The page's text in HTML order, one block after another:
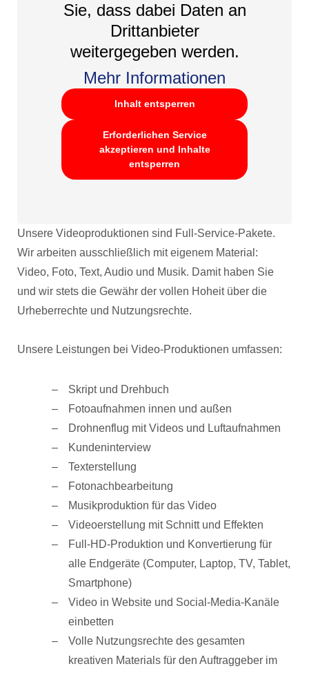
Sie, dass dabei Daten an
Drittanbieter
weitergegeben werden.
Mehr Informationen
Inhalt entsperren
Erforderlichen Service
akzeptieren und Inhalte
entsperren
Unsere Videoproduktionen sind Full-Service-Pakete.
Wir arbeiten ausschließlich mit eigenem Material:
Video, Foto, Text, Audio und Musik. Damit haben Sie
und wir stets die Gewähr der vollen Hoheit über die
Urheberrechte und Nutzungsrechte.
Unsere Leistungen bei Video-Produktionen umfassen:
Skript und Drehbuch
Fotoaufnahmen innen und außen
Drohnenflug mit Videos und Luftaufnahmen
Kundeninterview
Texterstellung
Fotonachbearbeitung
Musikproduktion für das Video
Videoerstellung mit Schnitt und Effekten
Full-HD-Produktion und Konvertierung für
alle Endgeräte (Computer, Laptop, TV, Tablet,
Smartphone)
Video in Website und Social-Media-Kanäle
einbetten
Volle Nutzungsrechte des gesamten
kreativen Materials für den Auftraggeber im